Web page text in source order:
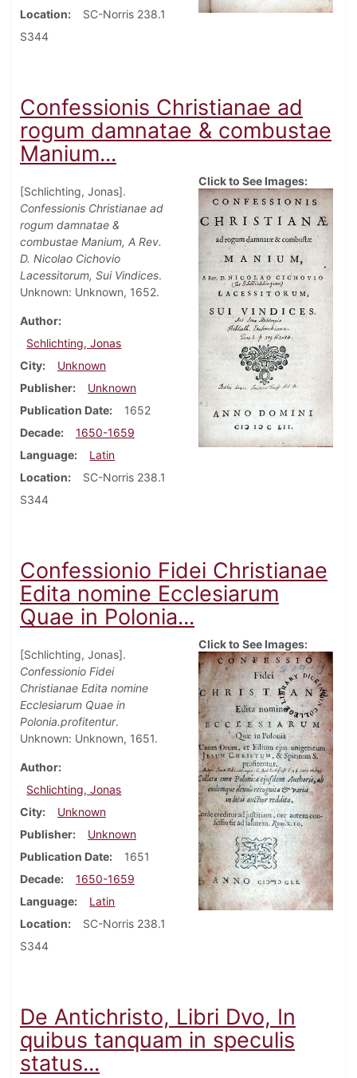
Location
SC-Norris 238.1
S344
Confessionis Christianae ad
rogum damnatae & combustae
Manium...
[Schlichting, Jonas].
Confessionis Christianae ad
rogum damnatae &
combustae Manium, A Rev.
D. Nicolao Cichovio
Lacessitorum, Sui Vindices.
Unknown: Unknown, 1652.
Author
Schlichting, Jonas
City
Unknown
Publisher
Unknown
Publication Date
1652
Decade
1650-1659
Language
Latin
Location
SC-Norris 238.1
S344
Click to See Images:
Confessionio Fidei Christianae
Edita nomine Ecclesiarum
Quae in Polonia...
[Schlichting, Jonas].
Confessionio Fidei
Christianae Edita nomine
Ecclesiarum Quae in
Polonia.profitentur.
Unknown: Unknown, 1651.
Author
Schlichting, Jonas
City
Unknown
Publisher
Unknown
Publication Date
1651
Decade
1650-1659
Language
Latin
Location
SC-Norris 238.1
S344
Click to See Images:
De Antichristo, Libri Dvo, In
quibus tanquam in speculis
status...